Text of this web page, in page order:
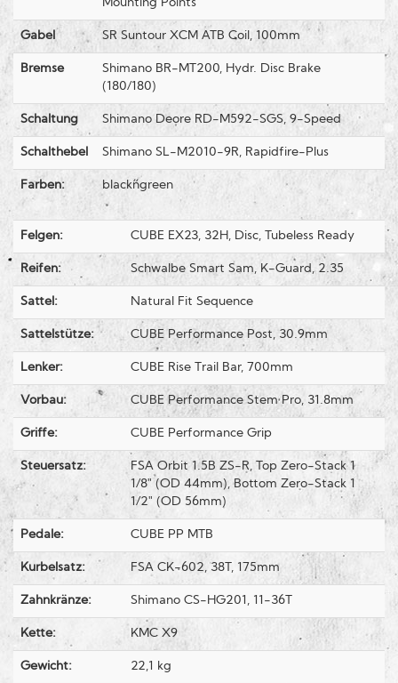
Mounting Points
Gabel SR Suntour XCM ATB Coil, 100mm
Bremse
Shimano BR-MT200, Hydr. Disc Brake
(180/180)
Schaltung Shimano Deore RD-M592-SGS, 9-Speed
Schalthebel Shimano SL-M2010-9R, Rapidfire-Plus
Farben: black´n´green
Felgen: CUBE EX23, 32H, Disc, Tubeless Ready
Reifen: Schwalbe Smart Sam, K-Guard, 2.35
Sattel: Natural Fit Sequence
Sattelstütze: CUBE Performance Post, 30.9mm
Lenker: CUBE Rise Trail Bar, 700mm
Vorbau: CUBE Performance Stem Pro, 31.8mm
Griffe: CUBE Performance Grip
Steuersatz:
FSA Orbit 1.5B ZS-R, Top Zero-Stack 1
1/8" (OD 44mm), Bottom Zero-Stack 1
1/2" (OD 56mm)
Pedale: CUBE PP MTB
Kurbelsatz: FSA CK-602, 38T, 175mm
Zahnkränze: Shimano CS-HG201, 11-36T
Kette: KMC X9
Gewicht: 22,1 kg